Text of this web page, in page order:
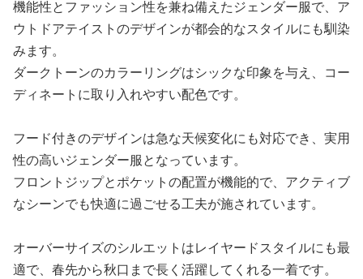
機能性とファッション性を兼ね備えたジェンダー服で、ア
ウトドアテイストのデザインが都会的なスタイルにも馴染
みます。
ダークトーンのカラーリングはシックな印象を与え、コー
ディネートに取り入れやすい配色です。
フード付きのデザインは急な天候変化にも対応でき、実用
性の高いジェンダー服となっています。
フロントジップとポケットの配置が機能的で、アクティブ
なシーンでも快適に過ごせる工夫が施されています。
オーバーサイズのシルエットはレイヤードスタイルにも最
適で、春先から秋口まで長く活躍してくれる一着です。